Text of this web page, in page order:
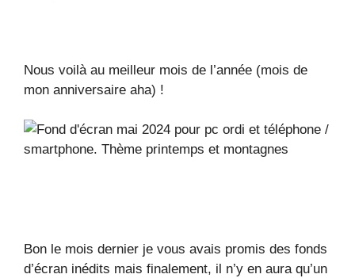
Nous voilà au meilleur mois de l’année (mois de
mon anniversaire aha) !
Bon le mois dernier je vous avais promis des fonds
d’écran inédits mais finalement, il n’y en aura qu’un